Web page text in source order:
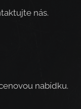
nás.
nabídku.